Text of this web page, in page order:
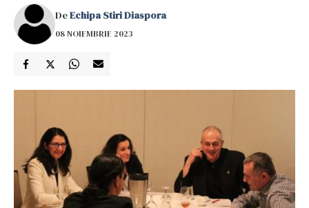
DeEchipa Stiri Diaspora
08 NOIEMBRIE 2023